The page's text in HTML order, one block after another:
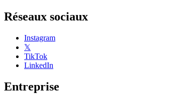
Réseaux sociaux
Instagram
𝕏
TikTok
LinkedIn
Entreprise